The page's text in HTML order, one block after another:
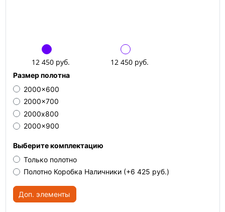
12 450 руб. 12 450 руб.
Размер полотна
2000x600
2000x700
2000х800
2000x900
Выберите комплектацию
Только полотно
Полотно Коробка Наличники (+6 425 руб.)
Доп. элементы